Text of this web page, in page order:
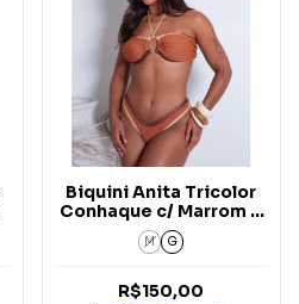
Biquini Anita Tricolor
Conhaque c/ Marrom e
Areia Asa Delta Carmel
M G
R$150,00